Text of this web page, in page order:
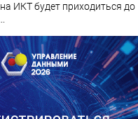
на ИКТ будет приходиться до